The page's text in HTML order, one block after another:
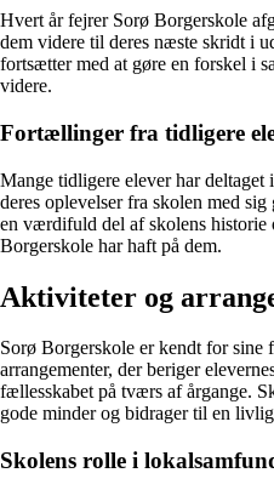
Hvert år fejrer Sorø Borgerskole
dem videre til deres næste skridt i
fortsætter med at gøre en forskel i
videre.
Fortællinger fra tidligere
Mange tidligere elever har deltaget
deres oplevelser fra skolen med
en værdifuld del af skolens
Borgerskole har haft på dem.
Aktiviteter og
Sorø Borgerskole er kendt for sine
arrangementer, der beriger
fællesskabet på tværs af årgange.
gode minder og bidrager til en
Skolens rolle i